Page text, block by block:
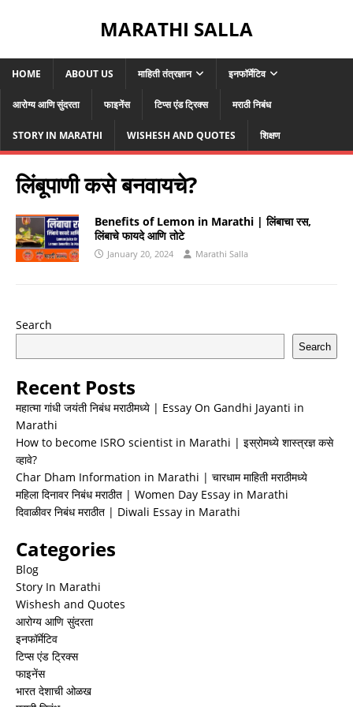
MARATHI SALLA
HOME ABOUT US माहिती तंत्रज्ञान इनफॉर्मेटिव
आरोग्य आणि सुंदरता फाइनेंस टिप्स एंड ट्रिक्स मराठी निबंध
STORY IN MARATHI WISHESH AND QUOTES शिक्षण
लिंबूपाणी कसे बनवायचे?
Benefits of Lemon in Marathi | लिंबाचा रस,
लिंबाचे फायदे आणि तोटे
January 20, 2024 Marathi Salla
Search
Search
Recent Posts
महात्मा गांधी जयंती निबंध मराठीमध्ये | Essay On Gandhi Jayanti in
Marathi
How to become ISRO scientist in Marathi | इस्रोमध्ये शास्त्रज्ञ कसे
व्हावे?
Char Dham Information in Marathi | चारधाम माहिती मराठीमध्ये
महिला दिनावर निबंध मराठीत | Women Day Essay in Marathi
दिवाळीवर निबंध मराठीत | Diwali Essay in Marathi
Categories
Blog
Story In Marathi
Wishesh and Quotes
आरोग्य आणि सुंदरता
इनफॉर्मेटिव
टिप्स एंड ट्रिक्स
फाइनेंस
भारत देशाची ओळख